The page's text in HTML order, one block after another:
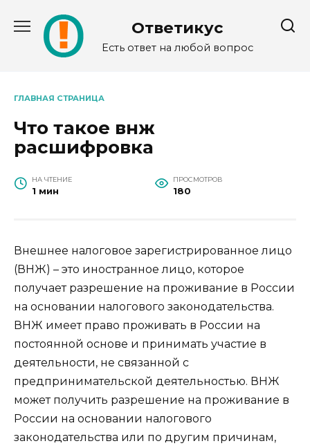
содержанию
Ответикус
Есть ответ на любой вопрос
ГЛАВНАЯ СТРАНИЦА
Что такое внж
расшифровка
НА ЧТЕНИЕ
1 мин
ПРОСМОТРОВ
180
Внешнее налоговое зарегистрированное лицо
(ВНЖ) – это иностранное лицо, которое
получает разрешение на проживание в России
на основании налогового законодательства.
ВНЖ имеет право проживать в России на
постоянной основе и принимать участие в
деятельности, не связанной с
предпринимательской деятельностью. ВНЖ
может получить разрешение на проживание в
России на основании налогового
законодательства или по другим причинам,